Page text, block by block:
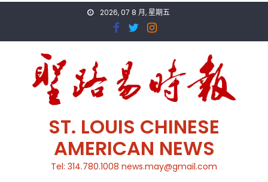
2026, 07 8 月, 星期五
ST. LOUIS CHINESE
AMERICAN NEWS
Tel: 314.780.1008 news.may@gmail.com